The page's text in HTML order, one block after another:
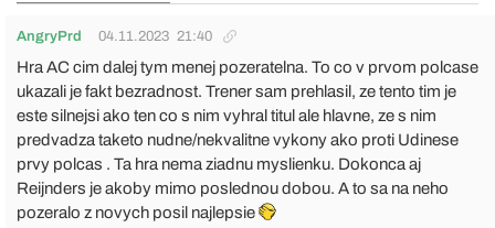
AngryPrd 04.11.2023 21:40
Hra AC cim dalej tym menej pozeratelna. To co v prvom polcase
ukazali je fakt bezradnost. Trener sam prehlasil, ze tento tim je
este silnejsi ako ten co s nim vyhral titul ale hlavne, ze s nim
predvadza taketo nudne/nekvalitne vykony ako proti Udinese
prvy polcas . Ta hra nema ziadnu myslienku. Dokonca aj
Reijnders je akoby mimo poslednou dobou. A to sa na neho
pozeralo z novych posil najlepsie